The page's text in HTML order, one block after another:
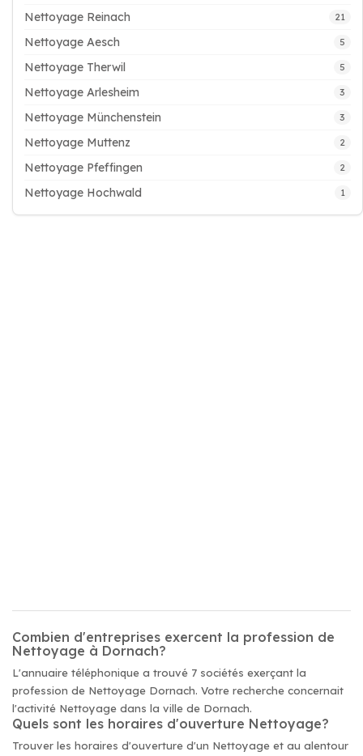
Nettoyage Reinach
21
Nettoyage Aesch 5
Nettoyage Therwil 5
Nettoyage Arlesheim 3
Nettoyage Münchenstein 3
Nettoyage Muttenz 2
Nettoyage Pfeffingen 2
Nettoyage Hochwald 1
Combien d'entreprises exercent la profession de
Nettoyage à Dornach?
L'annuaire téléphonique a trouvé 7 sociétés exerçant la
profession de Nettoyage Dornach. Votre recherche concernait
l'activité Nettoyage dans la ville de Dornach.
Quels sont les horaires d'ouverture Nettoyage?
Trouver les horaires d'ouverture d'un Nettoyage et au alentour